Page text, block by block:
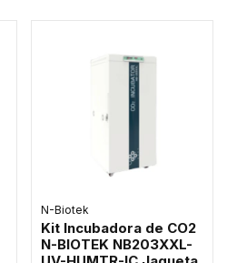
N-Biotek
Kit Incubadora de CO2
N-BIOTEK NB203XXL-